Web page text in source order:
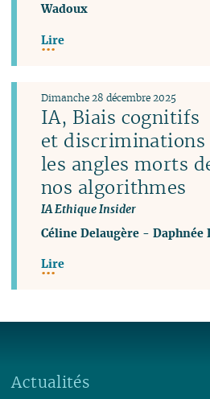
Wadoux
Lire
IA, Biais cognitifs
et discriminations
les angles morts
nos algorithmes
IA Ethique Insider
Dimanche 28 décembre 2025
Céline Delaugère -Daphnée
Lire
Actualités